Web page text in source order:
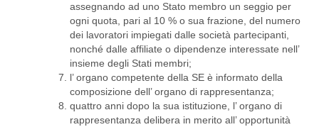
assegnando ad uno Stato membro un seggio per
ogni quota, pari al 10 % o sua frazione, del numero
dei lavoratori impiegati dalle società partecipanti,
nonché dalle affiliate o dipendenze interessate nell’
insieme degli Stati membri;
l’ organo competente della SE è informato della
composizione dell’ organo di rappresentanza;
quattro anni dopo la sua istituzione, l’ organo di
rappresentanza delibera in merito all’ opportunità